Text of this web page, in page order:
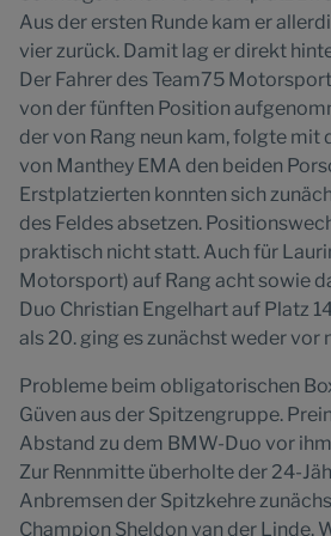
Aus der ersten Runde kam er
vier zurück. Damit lag er direkt
Der Fahrer des Team75
von der fünften Position
der von Rang neun kam, folgte mit
von Manthey EMA den beiden
Erstplatzierten konnten sich
des Feldes absetzen.
praktisch nicht statt. Auch für
Motorsport) auf Rang acht sowie
Duo Christian Engelhart auf Platz
als 20. ging es zunächst weder vor
Probleme beim obligatorischen
Güven aus der Spitzengruppe.
Abstand zu dem BMW-Duo vor
Zur Rennmitte überholte der 24-
Anbremsen der Spitzkehre
Champion Sheldon van der Linde.